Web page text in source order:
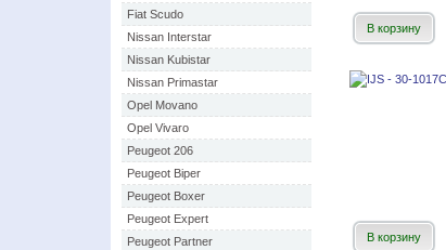
Fiat Scudo
Nissan Interstar
Nissan Kubistar
Nissan Primastar
Opel Movano
Opel Vivaro
Peugeot 206
Peugeot Biper
Peugeot Boxer
Peugeot Expert
Peugeot Partner
В корзину
В корзину